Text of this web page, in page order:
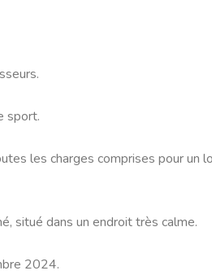
sport.
les charges comprises pour un
situé dans un endroit très calme.
2024.